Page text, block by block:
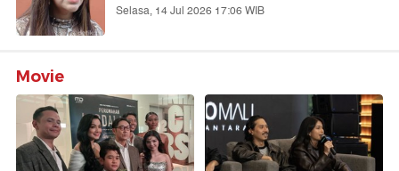
Selasa, 14 Jul 2026 17:06 WIB
Movie